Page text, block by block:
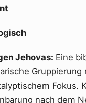
Jehovas: Eine
Gruppierung
Fokus.
nach dem